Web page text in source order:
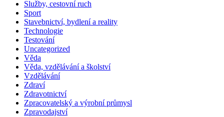
Služby, cestovní ruch
Sport
Stavebnictví, bydlení a reality
Technologie
Testování
Uncategorized
Věda
Věda, vzdělávání a školství
Vzdělávání
Zdraví
Zdravotnictví
Zpracovatelský a výrobní průmysl
Zpravodajství